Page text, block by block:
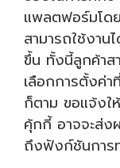
แพลตฟอร์มโด
สามารถใช้งาน
ขึ้น ทั้งนี้ลูกค้าส
เลือกการตั้งค่า
ก็ตาม ขอแจ้งใ
คุ้กกี้ อาจจะส่ง
ถึงฟังก์ชันการ